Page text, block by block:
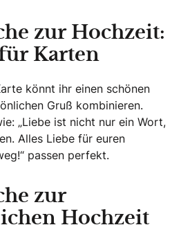
zur Hochzeit:
Karten
könnt ihr einen schönen
Gruß kombinieren.
„Liebe ist nicht nur ein Wort,
Alles Liebe für euren
passen perfekt.
zur
Hochzeit